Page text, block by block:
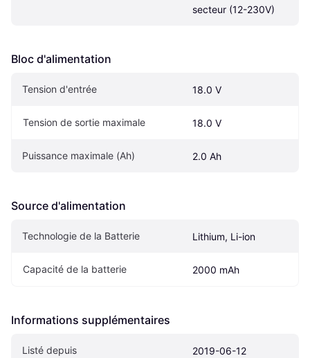
secteur (12-230V)
Bloc d'alimentation
Tension d'entrée 18.0 V
Tension de sortie maximale 18.0 V
Puissance maximale (Ah) 2.0 Ah
Source d'alimentation
Technologie de la Batterie Lithium, Li-ion
Capacité de la batterie 2000 mAh
Informations supplémentaires
Listé depuis 2019-06-12